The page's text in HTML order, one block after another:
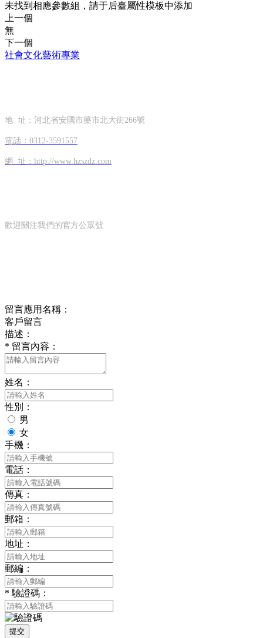
未找到相應參數組，請于后臺屬性模板中添加
上一個
無
下一個
社會文化藝術專業
地 址：河北省安國市藥市北大街266號
電話：0312-3591557
網 址：http://www.hzszdz.com
歡迎關注我們的官方公眾號
留言應用名稱：
客戶留言
描述：
* 留言內容：
姓名：
性別：
男
女
手機：
電話：
傳真：
郵箱：
地址：
郵編：
* 驗證碼：
提交